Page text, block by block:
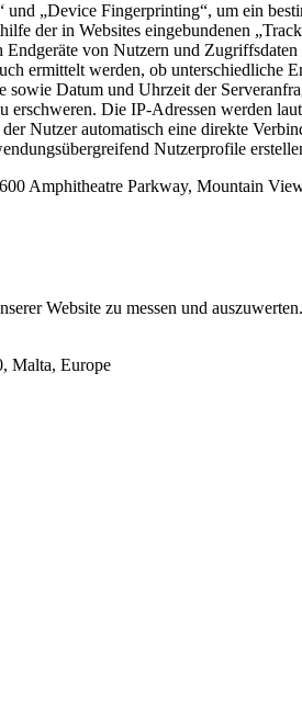
„Device Fingerprinting“, um ein
der in Websites eingebundenen
von Nutzern und
ermittelt werden, ob unterschiedliche
Datum und Uhrzeit der
Die IP-Adressen werden
Nutzer automatisch eine direkte
Nutzerprofile
Amphitheatre Parkway, Mountain
Website zu messen und
Malta, Europe